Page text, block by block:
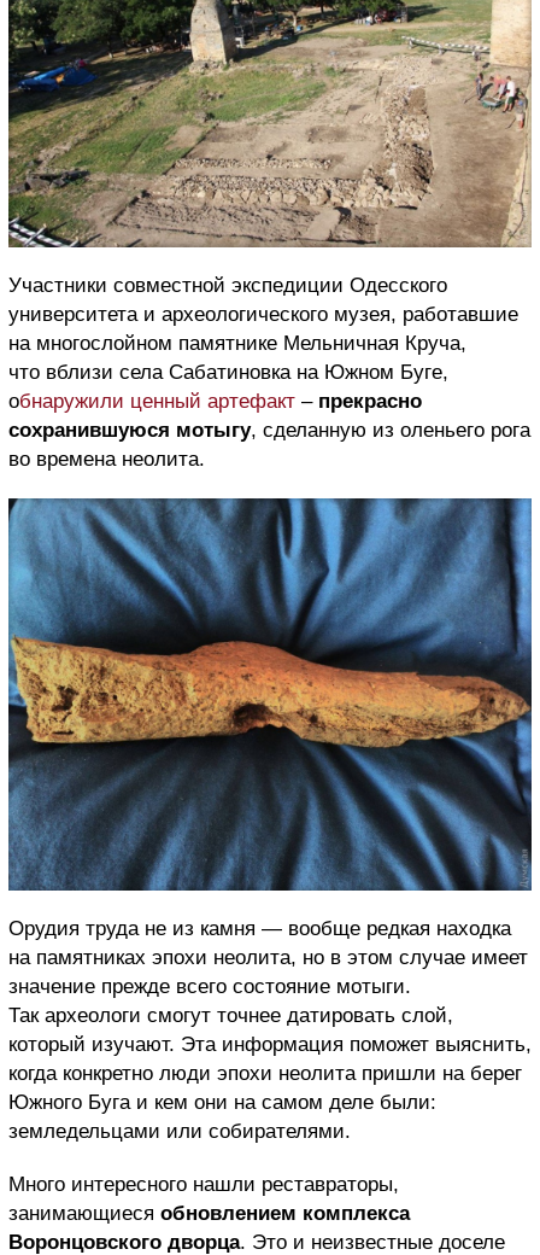
Участники совместной экспедиции Одесского
университета и археологического музея, работавшие
на многослойном памятнике Мельничная Круча,
что вблизи села Сабатиновка на Южном Буге,
обнаружили ценный артефакт – прекрасно
сохранившуюся мотыгу, сделанную из оленьего рога
во времена неолита.
Орудия труда не из камня — вообще редкая находка
на памятниках эпохи неолита, но в этом случае имеет
значение прежде всего состояние мотыги.
Так археологи смогут точнее датировать слой,
который изучают. Эта информация поможет выяснить,
когда конкретно люди эпохи неолита пришли на берег
Южного Буга и кем они на самом деле были:
земледельцами или собирателями.
Много интересного нашли реставраторы,
занимающиеся обновлением комплекса
Воронцовского дворца. Это и неизвестные доселе